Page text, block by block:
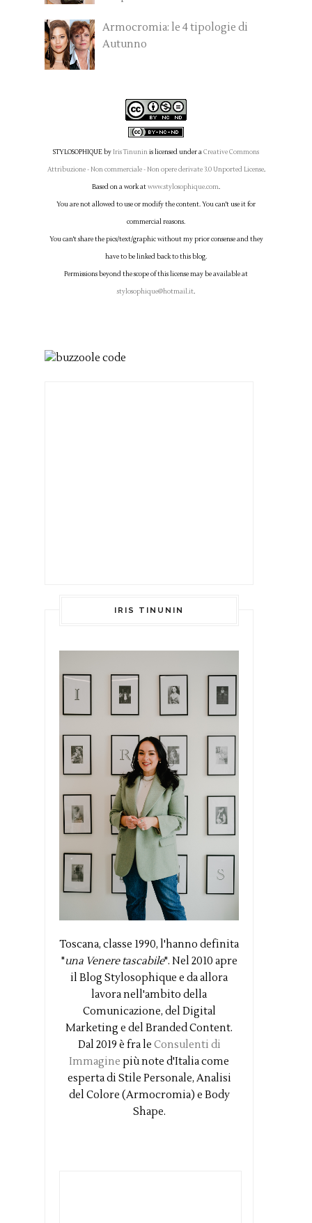
Armocromia: le 4 tipologie di
Autunno
STYLOSOPHIQUEbyIris Tinuninis licensed under aCreative Commons
Attribuzione - Non commerciale - Non opere derivate 3.0 Unported License.
Based on a work atwww.stylosophique.com.
You are not allowed to use or modify the content. You can't use it for
commercial reasons.
You can't share the pics/text/graphic without my prior consense and they
have to be linked back to this blog.
Permissions beyond the scope of this license may be available at
stylosophique@hotmail.it.
IRIS TINUNIN
Toscana, classe 1990, l'hanno definita
"una Venere tascabile". Nel 2010 apre
il Blog Stylosophique e da allora
lavora nell'ambito della
Comunicazione, del Digital
Marketing e del Branded Content.
Dal 2019 è fra le Consulenti di
Immagine più note d'Italia come
esperta di Stile Personale, Analisi
del Colore (Armocromia) e Body
Shape.